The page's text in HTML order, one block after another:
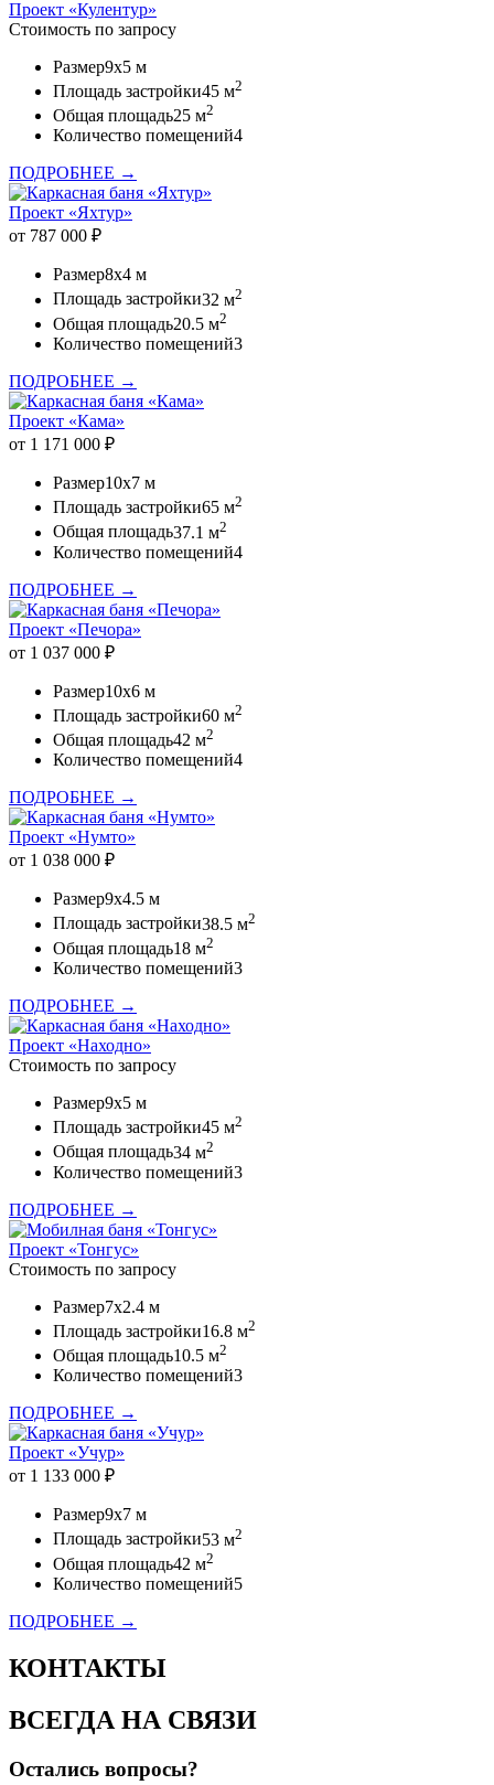
Проект «Кулентур»
Стоимость по запросу
Размер9x5 м
Площадь застройки45 м2
Общая площадь25 м2
Количество помещений4
ПОДРОБНЕЕ →
Проект «Яхтур»
от 787 000 ₽
Размер8x4 м
Площадь застройки32 м2
Общая площадь20.5 м2
Количество помещений3
ПОДРОБНЕЕ →
Проект «Кама»
от 1 171 000 ₽
Размер10x7 м
Площадь застройки65 м2
Общая площадь37.1 м2
Количество помещений4
ПОДРОБНЕЕ →
Проект «Печора»
от 1 037 000 ₽
Размер10x6 м
Площадь застройки60 м2
Общая площадь42 м2
Количество помещений4
ПОДРОБНЕЕ →
Проект «Нумто»
от 1 038 000 ₽
Размер9x4.5 м
Площадь застройки38.5 м2
Общая площадь18 м2
Количество помещений3
ПОДРОБНЕЕ →
Проект «Находно»
Стоимость по запросу
Размер9x5 м
Площадь застройки45 м2
Общая площадь34 м2
Количество помещений3
ПОДРОБНЕЕ →
Проект «Тонгус»
Стоимость по запросу
Размер7x2.4 м
Площадь застройки16.8 м2
Общая площадь10.5 м2
Количество помещений3
ПОДРОБНЕЕ →
Проект «Учур»
от 1 133 000 ₽
Размер9x7 м
Площадь застройки53 м2
Общая площадь42 м2
Количество помещений5
ПОДРОБНЕЕ →
КОНТАКТЫ
ВСЕГДА НА СВЯЗИ
Остались вопросы?